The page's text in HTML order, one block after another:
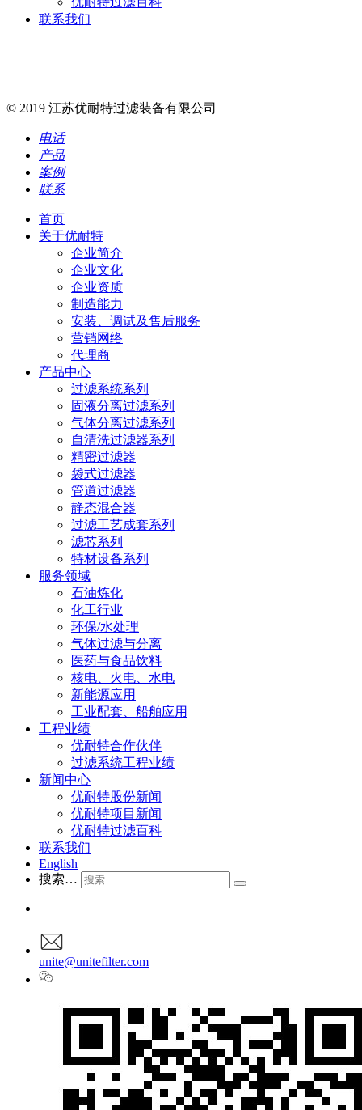
联系我们
© 2019 江苏优耐特过滤装备有限公司
电话
产品
案例
联系
首页
关于优耐特
企业简介
企业文化
企业资质
制造能力
安装、调试及售后服务
营销网络
代理商
产品中心
过滤系统系列
固液分离过滤系列
气体分离过滤系列
自清洗过滤器系列
精密过滤器
袋式过滤器
管道过滤器
静态混合器
过滤工艺成套系列
滤芯系列
特材设备系列
服务领域
石油炼化
化工行业
环保/水处理
气体过滤与分离
医药与食品饮料
核电、火电、水电
新能源应用
工业配套、船舶应用
工程业绩
优耐特合作伙伴
过滤系统工程业绩
新闻中心
优耐特股份新闻
优耐特项目新闻
优耐特过滤百科
联系我们
English
搜索…
unite@unitefilter.com